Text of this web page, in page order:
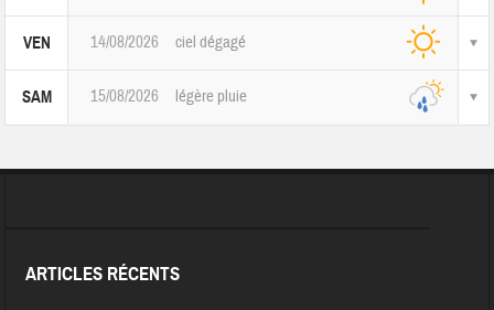
VEN 14/08/2026 ciel dégagé
SAM 15/08/2026 légère pluie
ARTICLES RÉCENTS